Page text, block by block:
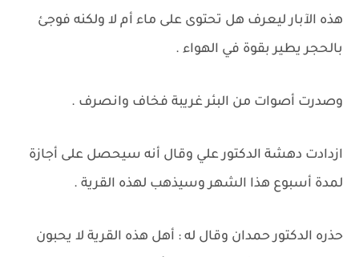
هذه الآبار ليعرف هل تحتوى على ماء أم لا ولكنه فوجئ
بالحجر يطير بقوة في الهواء .
وصدرت أصوات من البئر غريبة فخاف وانصرف .
ازدادت دهشة الدكتور علي وقال أنه سيحصل على أجازة
لمدة أسبوع هذا الشهر وسيذهب لهذه القرية .
حذره الدكتور حمدان وقال له : أهل هذه القرية لا يحبون